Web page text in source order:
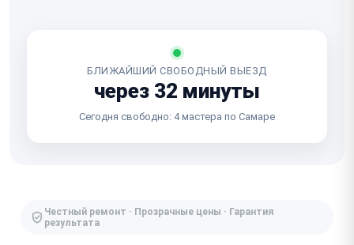
БЛИЖАЙШИЙ СВОБОДНЫЙ ВЫЕЗД
через 32 минуты
Сегодня свободно: 4 мастера по Самаре
Честный ремонт · Прозрачные цены · Гарантия
результата